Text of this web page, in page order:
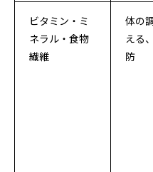
ビタミン・ミ
ネラル・食物
繊維
体の
える
防